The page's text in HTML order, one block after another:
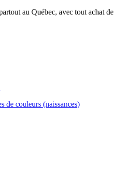
au Québec, avec tout achat de
de couleurs (naissances)